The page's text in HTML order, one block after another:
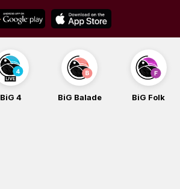
BiG 4 BiG Balade BiG Folk